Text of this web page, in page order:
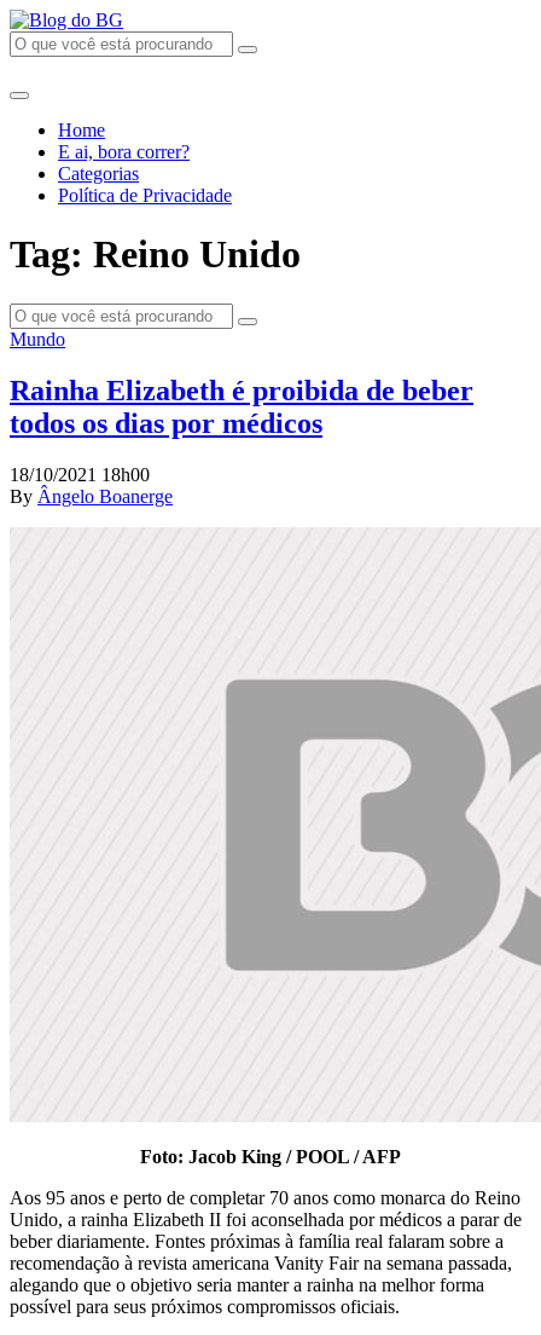
Home
E ai, bora correr?
Categorias
Política de Privacidade
Tag: Reino Unido
Mundo
Rainha Elizabeth é proibida de beber
todos os dias por médicos
18/10/2021 18h00
By Ângelo Boanerge
Foto: Jacob King / POOL / AFP
Aos 95 anos e perto de completar 70 anos como monarca do Reino
Unido, a rainha Elizabeth II foi aconselhada por médicos a parar de
beber diariamente. Fontes próximas à família real falaram sobre a
recomendação à revista americana Vanity Fair na semana passada,
alegando que o objetivo seria manter a rainha na melhor forma
possível para seus próximos compromissos oficiais.